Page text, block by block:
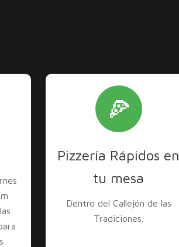
🍕
Pizzería Rápidos en
tu mesa
Dentro del Callejón de las
Tradiciones.